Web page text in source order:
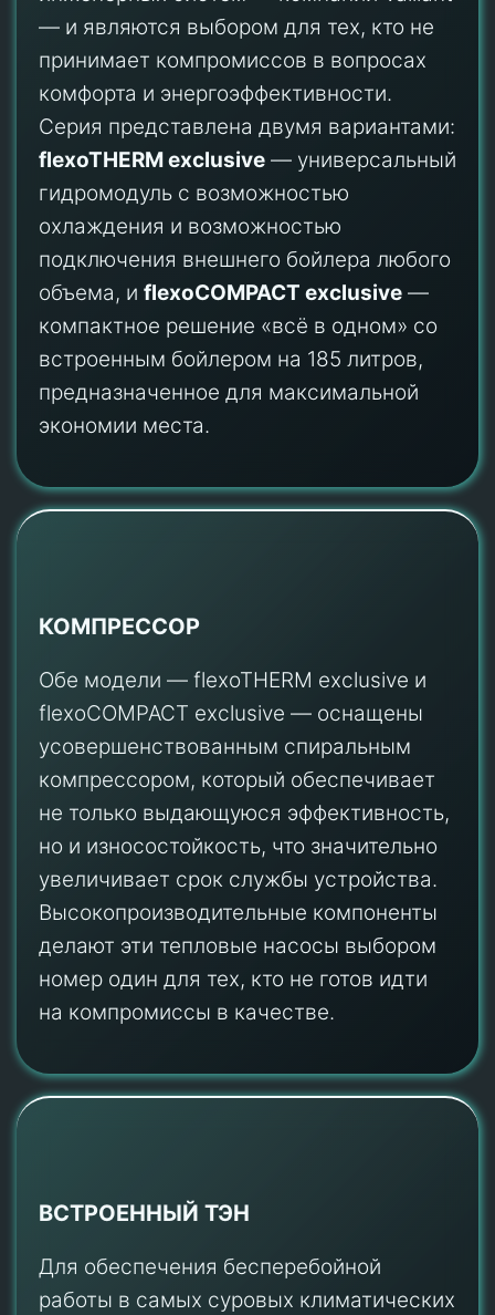
— и являются выбором для тех, кто не
принимает компромиссов в вопросах
комфорта и энергоэффективности.
Серия представлена двумя вариантами:
flexoTHERM exclusive — универсальный
гидромодуль с возможностью
охлаждения и возможностью
подключения внешнего бойлера любого
объема, и flexoCOMPACT exclusive —
компактное решение «всё в одном» со
встроенным бойлером на 185 литров,
предназначенное для максимальной
экономии места.
КОМПРЕССОР
Обе модели — flexoTHERM exclusive и
flexoCOMPACT exclusive — оснащены
усовершенствованным спиральным
компрессором, который обеспечивает
не только выдающуюся эффективность,
но и износостойкость, что значительно
увеличивает срок службы устройства.
Высокопроизводительные компоненты
делают эти тепловые насосы выбором
номер один для тех, кто не готов идти
на компромиссы в качестве.
ВСТРОЕННЫЙ ТЭН
Для обеспечения бесперебойной
работы в самых суровых климатических